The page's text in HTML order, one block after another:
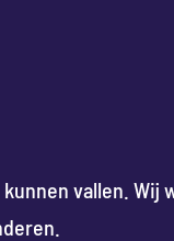
vallen. Wij